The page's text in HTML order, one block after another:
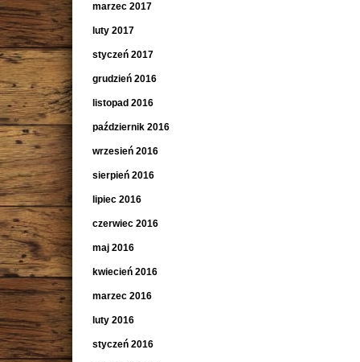
marzec 2017
luty 2017
styczeń 2017
grudzień 2016
listopad 2016
październik 2016
wrzesień 2016
sierpień 2016
lipiec 2016
czerwiec 2016
maj 2016
kwiecień 2016
marzec 2016
luty 2016
styczeń 2016